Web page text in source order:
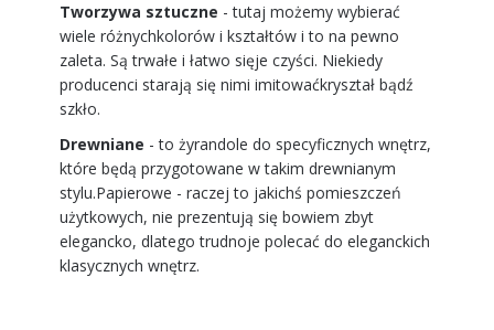
Tworzywa sztuczne - tutaj możemy wybierać
wiele różnychkolorów i kształtów i to na pewno
zaleta. Są trwałe i łatwo sięje czyści. Niekiedy
producenci starają się nimi imitowaćkryształ bądź
szkło.
Drewniane - to żyrandole do specyficznych wnętrz,
które będą przygotowane w takim drewnianym
stylu.Papierowe - raczej to jakichś pomieszczeń
użytkowych, nie prezentują się bowiem zbyt
elegancko, dlatego trudnoje polecać do eleganckich
klasycznych wnętrz.